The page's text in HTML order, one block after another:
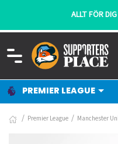
ALLT FÖR
PREMIER LEAGUE
Premier League Manchester